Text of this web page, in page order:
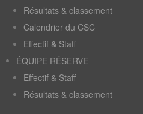
Résultats & classement
Calendrier du CSC
Effectif & Staff
ÉQUIPE RÉSERVE
Effectif & Staff
Résultats & classement